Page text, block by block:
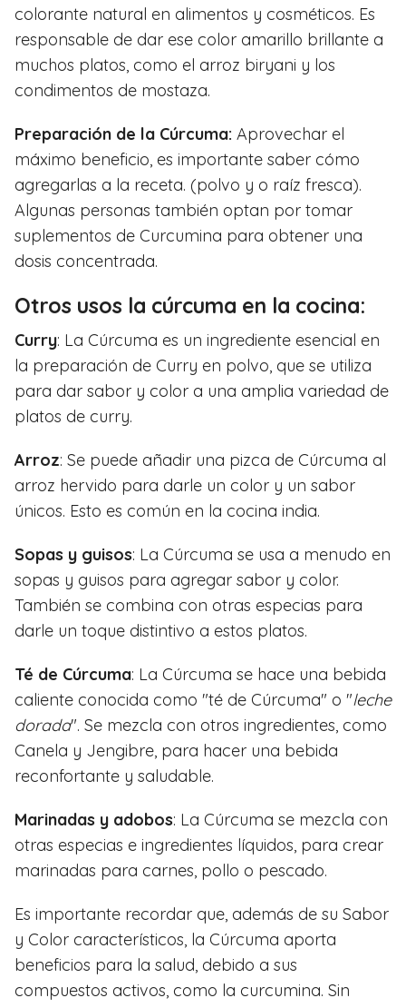
colorante natural en alimentos y cosméticos. Es
responsable de dar ese color amarillo brillante a
muchos platos, como el arroz biryani y los
condimentos de mostaza.
Preparación de la Cúrcuma: Aprovechar el
máximo beneficio, es importante saber cómo
agregarlas a la receta. (polvo y o raíz fresca).
Algunas personas también optan por tomar
suplementos de Curcumina para obtener una
dosis concentrada.
Otros usos la cúrcuma en la cocina:
Curry: La Cúrcuma es un ingrediente esencial en
la preparación de Curry en polvo, que se utiliza
para dar sabor y color a una amplia variedad de
platos de curry.
Arroz: Se puede añadir una pizca de Cúrcuma al
arroz hervido para darle un color y un sabor
únicos. Esto es común en la cocina india.
Sopas y guisos: La Cúrcuma se usa a menudo en
sopas y guisos para agregar sabor y color.
También se combina con otras especias para
darle un toque distintivo a estos platos.
Té de Cúrcuma: La Cúrcuma se hace una bebida
caliente conocida como "té de Cúrcuma" o "leche
dorada". Se mezcla con otros ingredientes, como
Canela y Jengibre, para hacer una bebida
reconfortante y saludable.
Marinadas y adobos: La Cúrcuma se mezcla con
otras especias e ingredientes líquidos, para crear
marinadas para carnes, pollo o pescado.
Es importante recordar que, además de su Sabor
y Color característicos, la Cúrcuma aporta
beneficios para la salud, debido a sus
compuestos activos, como la curcumina. Sin